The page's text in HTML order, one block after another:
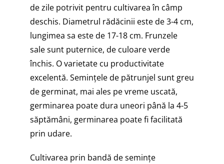
de zile potrivit pentru cultivarea în câmp
deschis. Diametrul rădăcinii este de 3-4 cm,
lungimea sa este de 17-18 cm. Frunzele
sale sunt puternice, de culoare verde
închis. O varietate cu productivitate
excelentă. Semințele de pătrunjel sunt greu
de germinat, mai ales pe vreme uscată,
germinarea poate dura uneori până la 4-5
săptămâni, germinarea poate fi facilitată
prin udare.
Cultivarea prin bandă de seminţe